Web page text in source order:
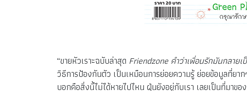
“ขายหัวเราะฉบับล่าสุด Friendzone คำว่าเพื่อนรักมันกลาย
วิธีการป้องกันตัว เป็นเหมือนการย่อยความรู้ ย่อยข้อมูลที่ย
บอกคือสิ่งนี้ไม่ได้หายไปไหน ฝุ่นยังอยู่กับเรา เลยเป็นที่มาข